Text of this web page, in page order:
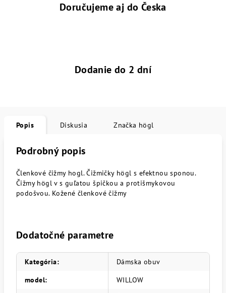
Doručujeme aj do Česka
Dodanie do 2 dní
Popis Diskusia Značka högl
Podrobný popis
Členkové čižmy hogl. Čižmičky högl s efektnou sponou.
Čižmy högl v s guľatou špičkou a protišmykovou
podošvou. Kožené členkové čižmy
Dodatočné parametre
Kategória:
Dámska obuv
model:
WILLOW